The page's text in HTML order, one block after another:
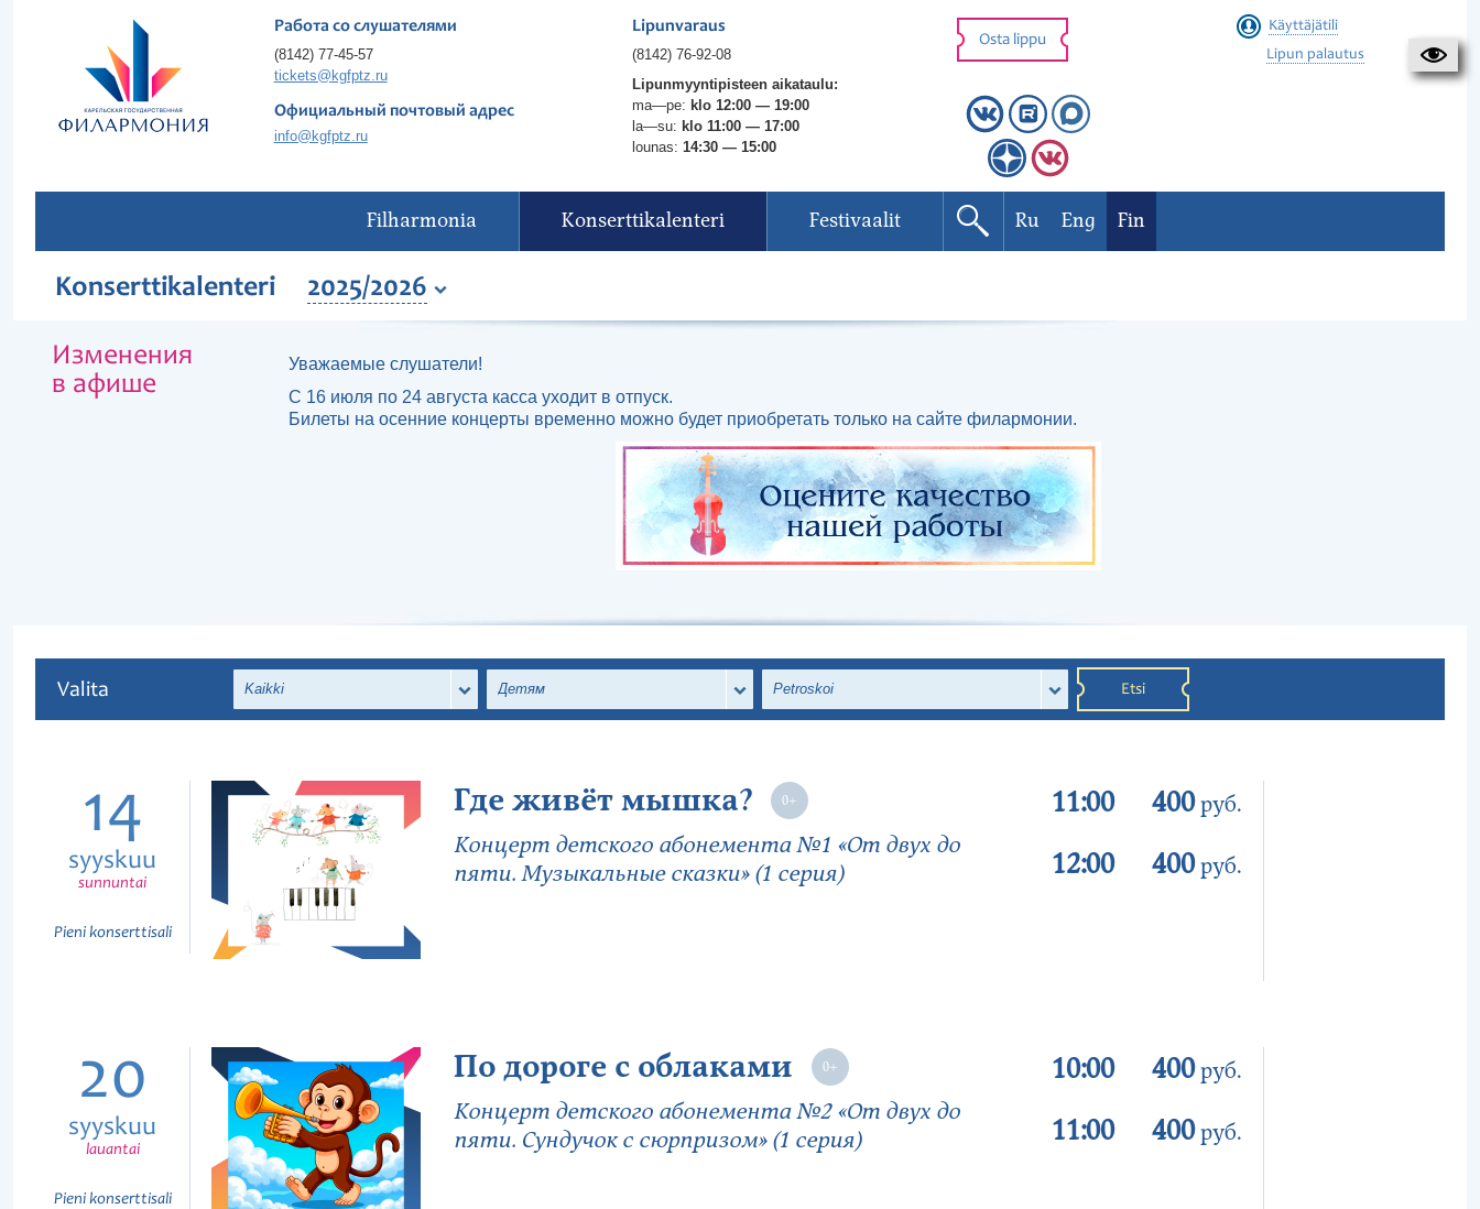
Работа со слушателями
(8142) 77-45-57
tickets@kgfptz.ru
Официальный почтовый адрес
info@kgfptz.ru
Lipunvaraus
(8142) 76-92-08
Lipunmyyntipisteen aikataulu:
ma—pe: klo 12:00 — 19:00
la—su: klo 11:00 — 17:00
lounas: 14:30 — 15:00
Osta lippu
Käyttäjätili
Lipun palautus
Filharmonia Konserttikalenteri Festivaalit Ru Eng Fin
Konserttikalenteri 2025/2026
Изменения
в афише
Уважаемые слушатели!
С 16 июля по 24 августа касса уходит в отпуск.
Билеты на осенние концерты временно можно будет приобретать только на сайте филармонии.
Valita Kaikki Детям Petroskoi Etsi
14
syyskuu
sunnuntai
Pieni konserttisali
Где живёт мышка?
Концерт детского абонемента №1 «От двух до
пяти. Музыкальные сказки» (1 серия)
11:00 400руб.
12:00 400руб.
20
syyskuu
lauantai
Pieni konserttisali
По дороге с облаками
Концерт детского абонемента №2 «От двух до
пяти. Сундучок с сюрпризом» (1 серия)
10:00 400руб.
11:00 400руб.